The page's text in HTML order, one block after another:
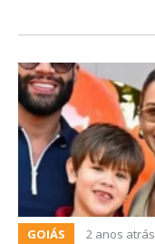
GOIÁS 2 anos atrás